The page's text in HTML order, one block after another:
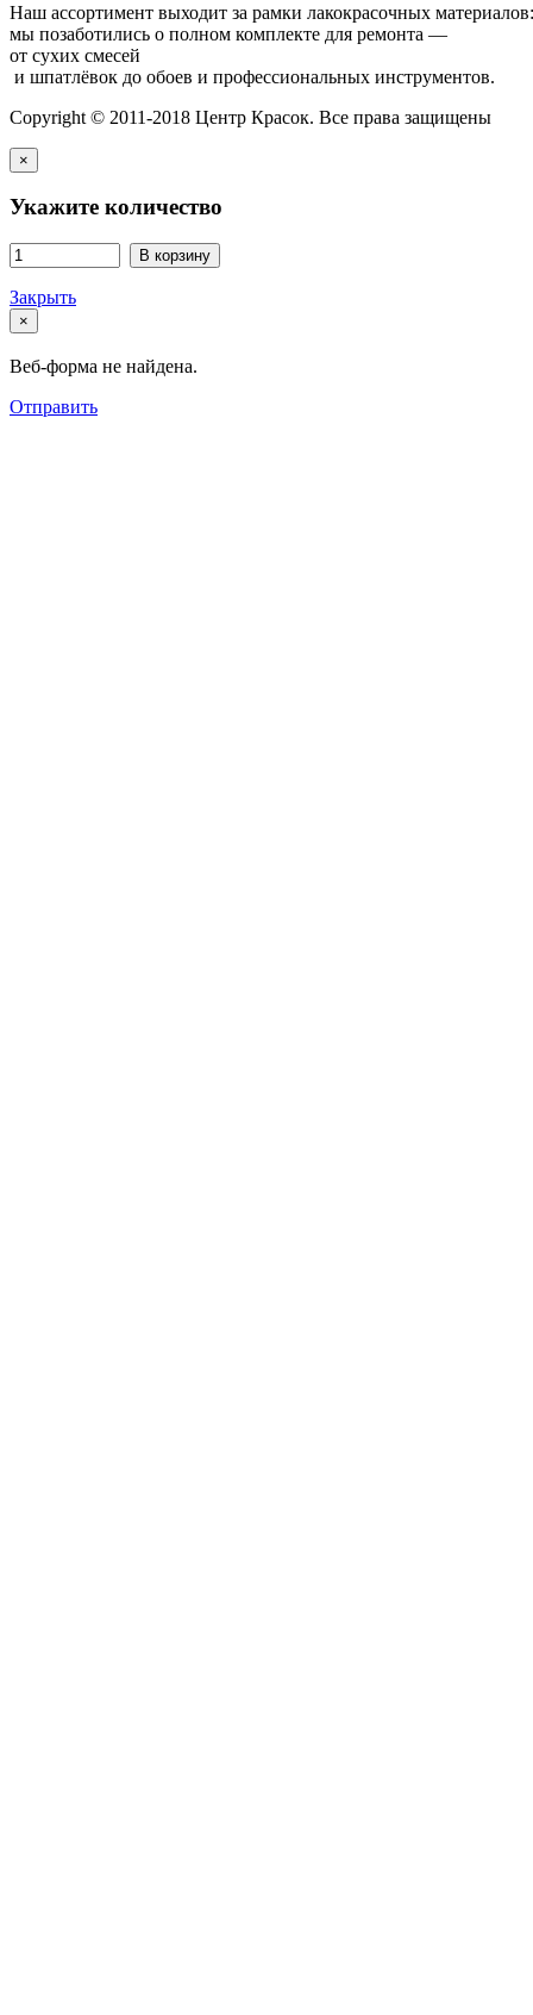
Наш ассортимент выходит за рамки лакокрасочных
мы позаботились о полном комплекте для ремонта —
от сухих смесей
и шпатлёвок до обоев и профессиональных инструментов.
Copyright © 2011-2018 Центр Красок. Все права защищены
×
Укажите количество
В корзину
Закрыть
×
Веб-форма не найдена.
Отправить